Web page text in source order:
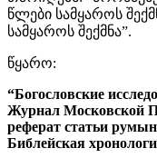
წლები სამყაროს
სამყაროს შექმნა”.
წყარო:
“Богословские
Журнал Московской
реферат статьи
Библейская